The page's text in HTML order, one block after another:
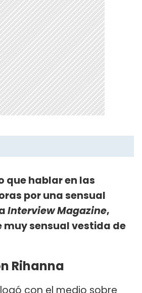
que hablar en las
por una sensual
Interview Magazine,
muy sensual vestida de
Rihanna
con el medio sobre